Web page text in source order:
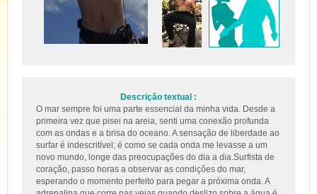
Descrição textual :
O mar sempre foi uma parte essencial da minha vida. Desde a
primeira vez que pisei na areia, senti uma conexão profunda
com as ondas e a brisa do oceano. A sensação de liberdade ao
surfar é indescritível; é como se cada onda me levasse a um
novo mundo, longe das preocupações do dia a dia.Surfista de
coração, passo horas a observar as condições do mar,
esperando o momento perfeito para pegar a próxima onda. A